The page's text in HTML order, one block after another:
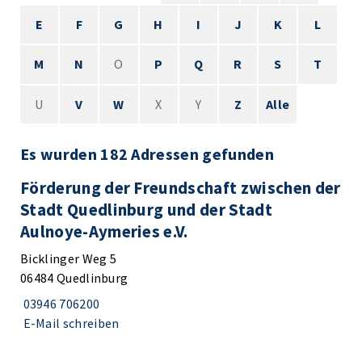
E F G H I J K L
M N O P Q R S T
U V W X Y Z Alle
Es wurden 182 Adressen gefunden
Förderung der Freundschaft zwischen der
Stadt Quedlinburg und der Stadt
Aulnoye-Aymeries e.V.
Bicklinger Weg 5
06484 Quedlinburg
03946 706200
E-Mail schreiben